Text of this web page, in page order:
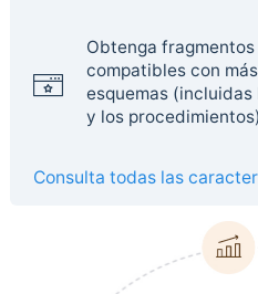
Obtenga
compatibles con
esquemas
y los procedimientos)
Consulta todas las